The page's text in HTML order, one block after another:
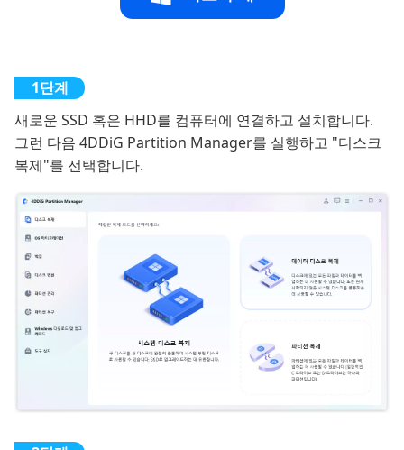
새로운 SSD 혹은 HHD를 컴퓨터에 연결하고 설치합니다.
그런 다음 4DDiG Partition Manager를 실행하고 "디스크
복제"를 선택합니다.